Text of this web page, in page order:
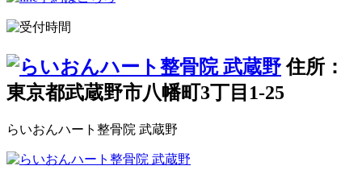
住所：
東京都武蔵野市八幡町3丁目1-25
らいおんハート整骨院 武蔵野